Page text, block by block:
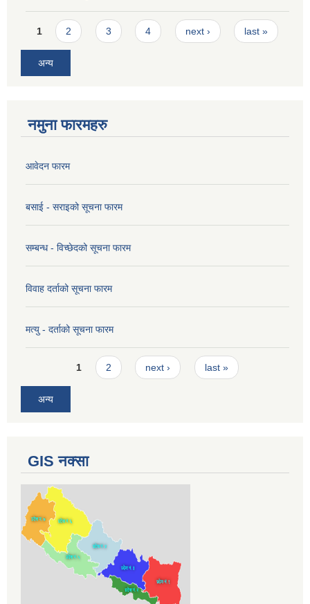
Pages
1 2 3 4 next › last »
अन्य
नमुना फारमहरु
आवेदन फारम
बसाई - सराइको सूचना फारम
सम्बन्ध - विच्छेदको सूचना फारम
विवाह दर्ताको सूचना फारम
मत्यु - दर्ताको सूचना फारम
Pages1 2 next › last »
अन्य
GIS नक्सा